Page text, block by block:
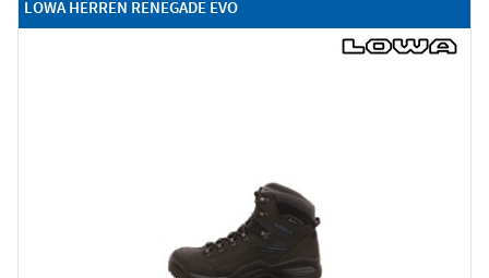
LOWA HERREN RENEGADE EVO